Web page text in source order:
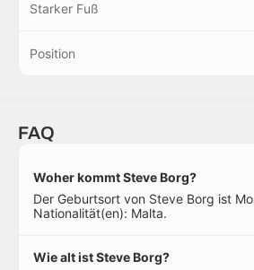
Starker Fuß
Position
FAQ
Woher kommt Steve Borg?
Der Geburtsort von Steve Borg ist
Nationalität(en): Malta.
Wie alt ist Steve Borg?